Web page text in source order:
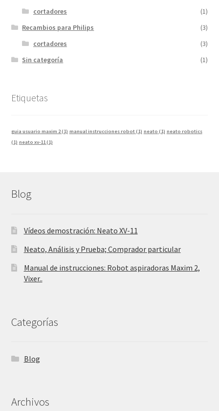
cortadores
(1)
Recambios para Philips
(3)
cortadores
(3)
Sin categoría
(1)
Etiquetas
guia usuario maxim 2(1) manual instrucciones robot(1) neato (1) neato robotics
(1) neato xv-11(1)
Blog
Vídeos demostración: Neato XV-11
Neato, Análisis y Prueba; Comprador particular
Manual de instrucciones: Robot aspiradoras Maxim 2,
Vixer..
Categorías
Blog
Archivos